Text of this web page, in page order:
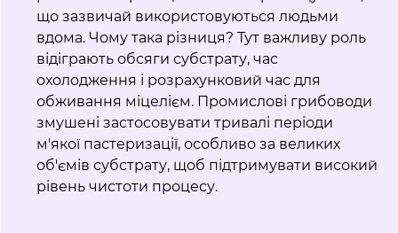
що зазвичай використовуються людьми
вдома. Чому така різниця? Тут важливу роль
відіграють обсяги субстрату, час
охолодження і розрахунковий час для
обживання міцелієм. Промислові грибоводи
змушені застосовувати тривалі періоди
м'якої пастеризації, особливо за великих
об'ємів субстрату, щоб підтримувати високий
рівень чистоти процесу.